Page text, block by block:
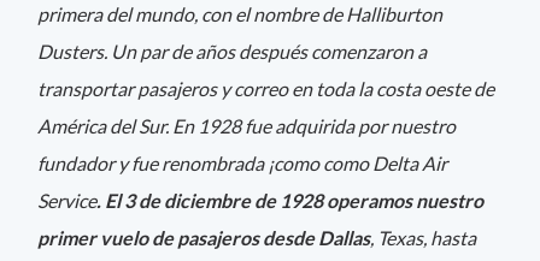
primera del mundo, con el nombre de Halliburton
Dusters. Un par de años después comenzaron a
transportar pasajeros y correo en toda la costa oeste de
América del Sur. En 1928 fue adquirida por nuestro
fundador y fue renombrada ¡como como Delta Air
Service. El 3 de diciembre de 1928 operamos nuestro
primer vuelo de pasajeros desde Dallas, Texas, hasta